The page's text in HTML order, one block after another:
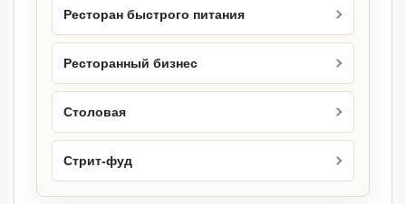
Ресторан быстрого питания
Ресторанный бизнес
Столовая
Стрит-фуд